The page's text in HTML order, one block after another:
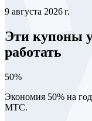
9 августа 2026 г.
Эти купоны
работать
50%
Экономия 50% на
МТС.